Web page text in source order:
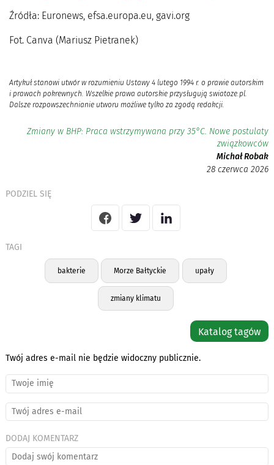
Źródła: Euronews, efsa.europa.eu, gavi.org
Fot. Canva (Mariusz Pietranek)
Artykuł stanowi utwór w rozumieniu Ustawy 4 lutego 1994 r. o prawie autorskim
i prawach pokrewnych. Wszelkie prawa autorskie przysługują swiatoze.pl.
Dalsze rozpowszechnianie utworu możliwe tylko za zgodą redakcji.
Zmiany w BHP: Praca wstrzymywana przy 35°C. Nowe postulaty
związkowców
Michał Robak
28 czerwca 2026
PODZIEL SIĘ
TAGI
bakterie Morze Bałtyckie upały
zmiany klimatu
Katalog tagów
Twój adres e-mail nie będzie widoczny publicznie.
DODAJ KOMENTARZ